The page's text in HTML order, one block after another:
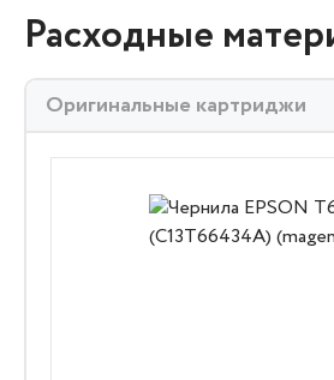
Расходные
Оригинальные картриджи